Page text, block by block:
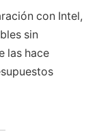
con Intel,
sin
las hace